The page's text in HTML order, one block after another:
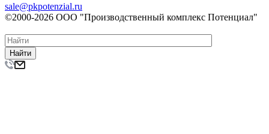
sale@pkpotenzial.ru
©2000-2026 ООО "Производственный комплекс Потенциал"
Найти